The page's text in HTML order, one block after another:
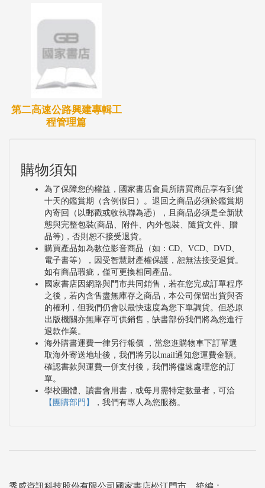
第二高速公路興建專輯工
程管理篇
購物須知
為了保障您的權益，國家書店會員所購買商品享有到貨
十天的鑑賞期（含例假日）。退回之商品必須於鑑賞期
內寄回（以郵戳或收執聯為憑），且商品必須是全新狀
態與完整包裝(商品、附件、內外包裝、隨貨文件、贈
品等)，否則恕不接受退貨。
購買產品如為數位影音商品（如：CD、VCD、DVD、
電子書等），因受智慧財產權保護，恕無法接受退貨。
如有商品瑕疵，僅可更換相同產品。
國家書店因網路與門市共同銷售，若在您完成訂單程序
之後，若內含售盡無庫存之商品，本公司保留出貨與否
的權利，但我們仍會以最快速度為您下單調貨。但恐原
出版機關亦無庫存可供銷售，缺書部份我們將為您進行
退款作業。
海外購書運費一律另行報價 ，當您進購物車下訂單選
取海外寄送地址後，我們將另以mail通知您運費金額。
確認書款與運費一併支付後，我們將儘速處理您的訂
單。
學校團體、讀書會用書，或每月需特定數量者，可洽
【團購部門】
，我們有專人為您服務。
秀威資訊科技股份有限公司國家書店松江門市 統編：